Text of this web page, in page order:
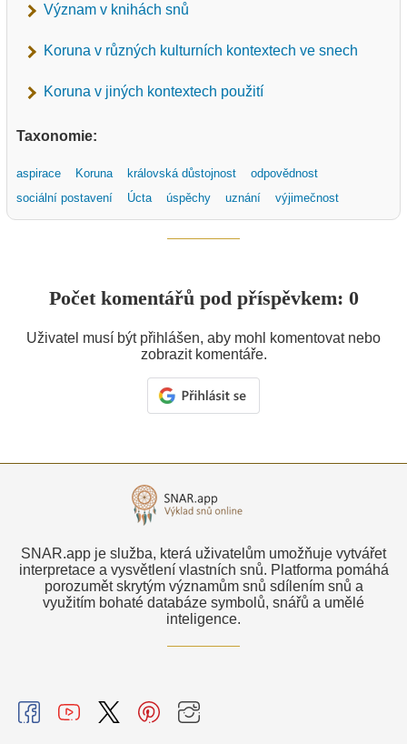
Význam v knihách snů
Koruna v různých kulturních kontextech ve snech
Koruna v jiných kontextech použití
Taxonomie:
aspirace Koruna královská důstojnost
odpovědnost
sociální postavení
Úcta úspěchy uznání výjimečnost
Počet komentářů pod příspěvkem: 0
Uživatel musí být přihlášen, aby mohl komentovat nebo
zobrazit komentáře.
SNAR.app je služba, která uživatelům umožňuje vytvářet
interpretace a vysvětlení vlastních snů. Platforma pomáhá
porozumět skrytým významům snů sdílením snů a
využitím bohaté databáze symbolů, snářů a umělé
inteligence.